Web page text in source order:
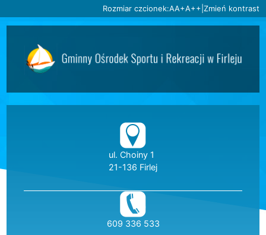
Przejdź do głównej treści Przejdź do wyszukiwarki
Rozmiar czcionek:Ustaw domyślną czcionkę
AUstaw większą czcionkę
A+Ustaw największą
A++ Zmień kontrast
« »
Dane
ul. Choiny 1
21-136 Firlej
telefon:
609 336 533